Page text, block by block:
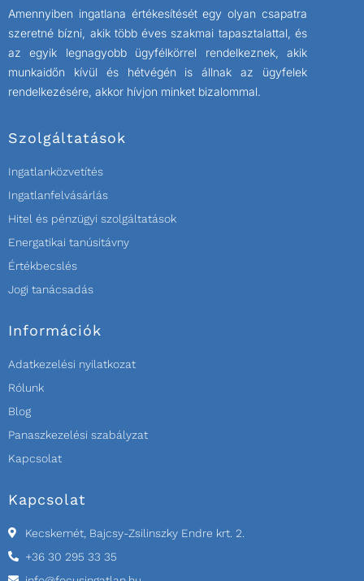
Amennyiben ingatlana értékesítését egy olyan csapatra
szeretné bízni, akik több éves szakmai tapasztalattal, és
az egyik legnagyobb ügyfélkörrel rendelkeznek, akik
munkaidőn kívül és hétvégén is állnak az ügyfelek
rendelkezésére, akkor hívjon minket bizalommal.
Szolgáltatások
Ingatlanközvetítés
Ingatlanfelvásárlás
Hitel és pénzügyi szolgáltatások
Energatikai tanúsitávny
Értékbecslés
Jogi tanácsadás
Információk
Adatkezelési nyilatkozat
Rólunk
Blog
Panaszkezelési szabályzat
Kapcsolat
Kapcsolat
Kecskemét, Bajcsy-Zsilinszky Endre krt. 2.
+36 30 295 33 35